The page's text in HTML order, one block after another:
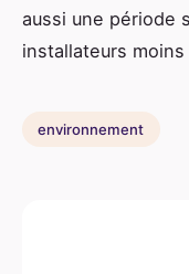
aussi une période
installateurs
environnement